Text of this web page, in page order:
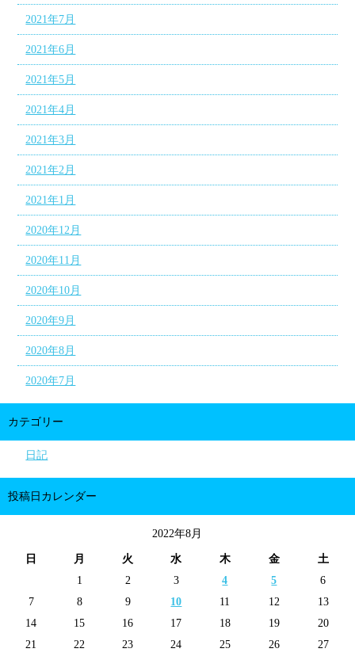
2021年7月
2021年6月
2021年5月
2021年4月
2021年3月
2021年2月
2021年1月
2020年12月
2020年11月
2020年10月
2020年9月
2020年8月
2020年7月
カテゴリー
日記
投稿日カレンダー
2022年8月
日 月 火 水 木 金
土
1
2 3 4 5
6
7
8 9 10 11 12
13
14
15 16 17 18 19
20
21
22 23 24 25 26
27